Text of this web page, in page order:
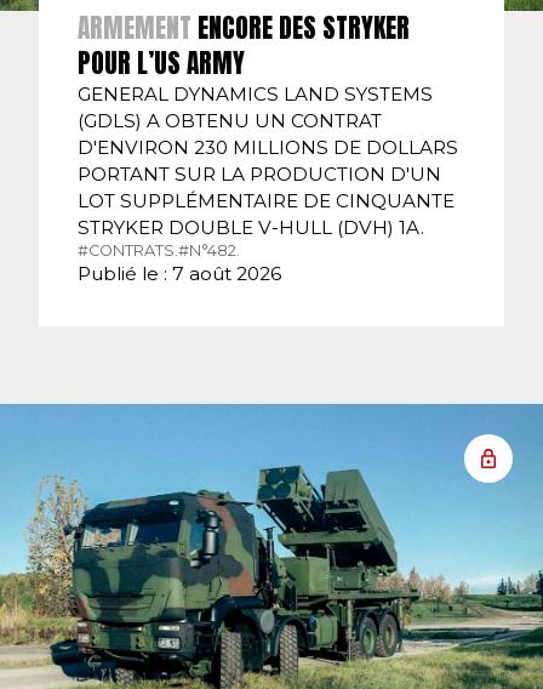
ARMEMENT ENCORE DES STRYKER
POUR L’US ARMY
GENERAL DYNAMICS LAND SYSTEMS
(GDLS) A OBTENU UN CONTRAT
D'ENVIRON 230 MILLIONS DE DOLLARS
PORTANT SUR LA PRODUCTION D'UN
LOT SUPPLÉMENTAIRE DE CINQUANTE
STRYKER DOUBLE V-HULL (DVH) 1A.
#CONTRATS.#N°482.
Publié le : 7 août 2026